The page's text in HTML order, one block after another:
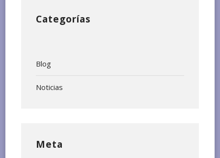
Categorías
Blog
Noticias
Meta